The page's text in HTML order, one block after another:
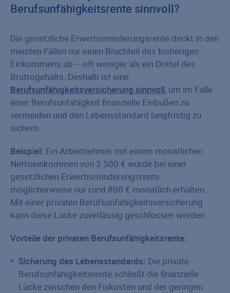
Berufsunfähigkeitsrente sinnvoll?
Die gesetzliche Erwerbsminderungsrente deckt in den
meisten Fällen nur einen Bruchteil des bisherigen
Einkommens ab – oft weniger als ein Drittel des
Bruttogehalts. Deshalb ist eine
Berufsunfähigkeitsversicherung sinnvoll, um im Falle
einer Berufsunfähigkeit finanzielle Einbußen zu
vermeiden und den Lebensstandard langfristig zu
sichern.
Beispiel: Ein Arbeitnehmer mit einem monatlichen
Nettoeinkommen von 2.500 € würde bei einer
gesetzlichen Erwerbsminderungsrente
möglicherweise nur rund 800 € monatlich erhalten.
Mit einer privaten Berufsunfähigkeitsversicherung
kann diese Lücke zuverlässig geschlossen werden.
Vorteile der privaten Berufsunfähigkeitsrente:
Sicherung des Lebensstandards: Die private
Berufsunfähigkeitsrente schließt die finanzielle
Lücke zwischen den Fixkosten und der geringen